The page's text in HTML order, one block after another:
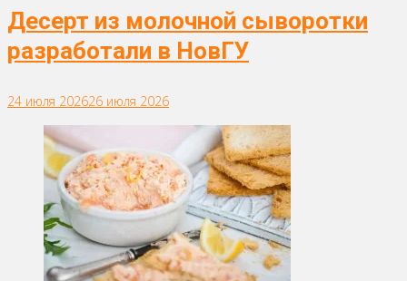
Десерт из молочной сыворотки
разработали в НовГУ
24 июля 202626 июля 2026